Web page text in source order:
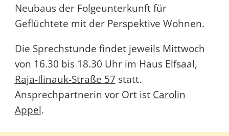
Neubaus der Folgeunterkunft für
Geflüchtete mit der Perspektive Wohnen.
Die Sprechstunde findet jeweils Mittwoch
von 16.30 bis 18.30 Uhr im Haus Elfsaal,
Raja-Ilinauk-Straße 57 statt.
Ansprechpartnerin vor Ort ist Carolin
Appel.